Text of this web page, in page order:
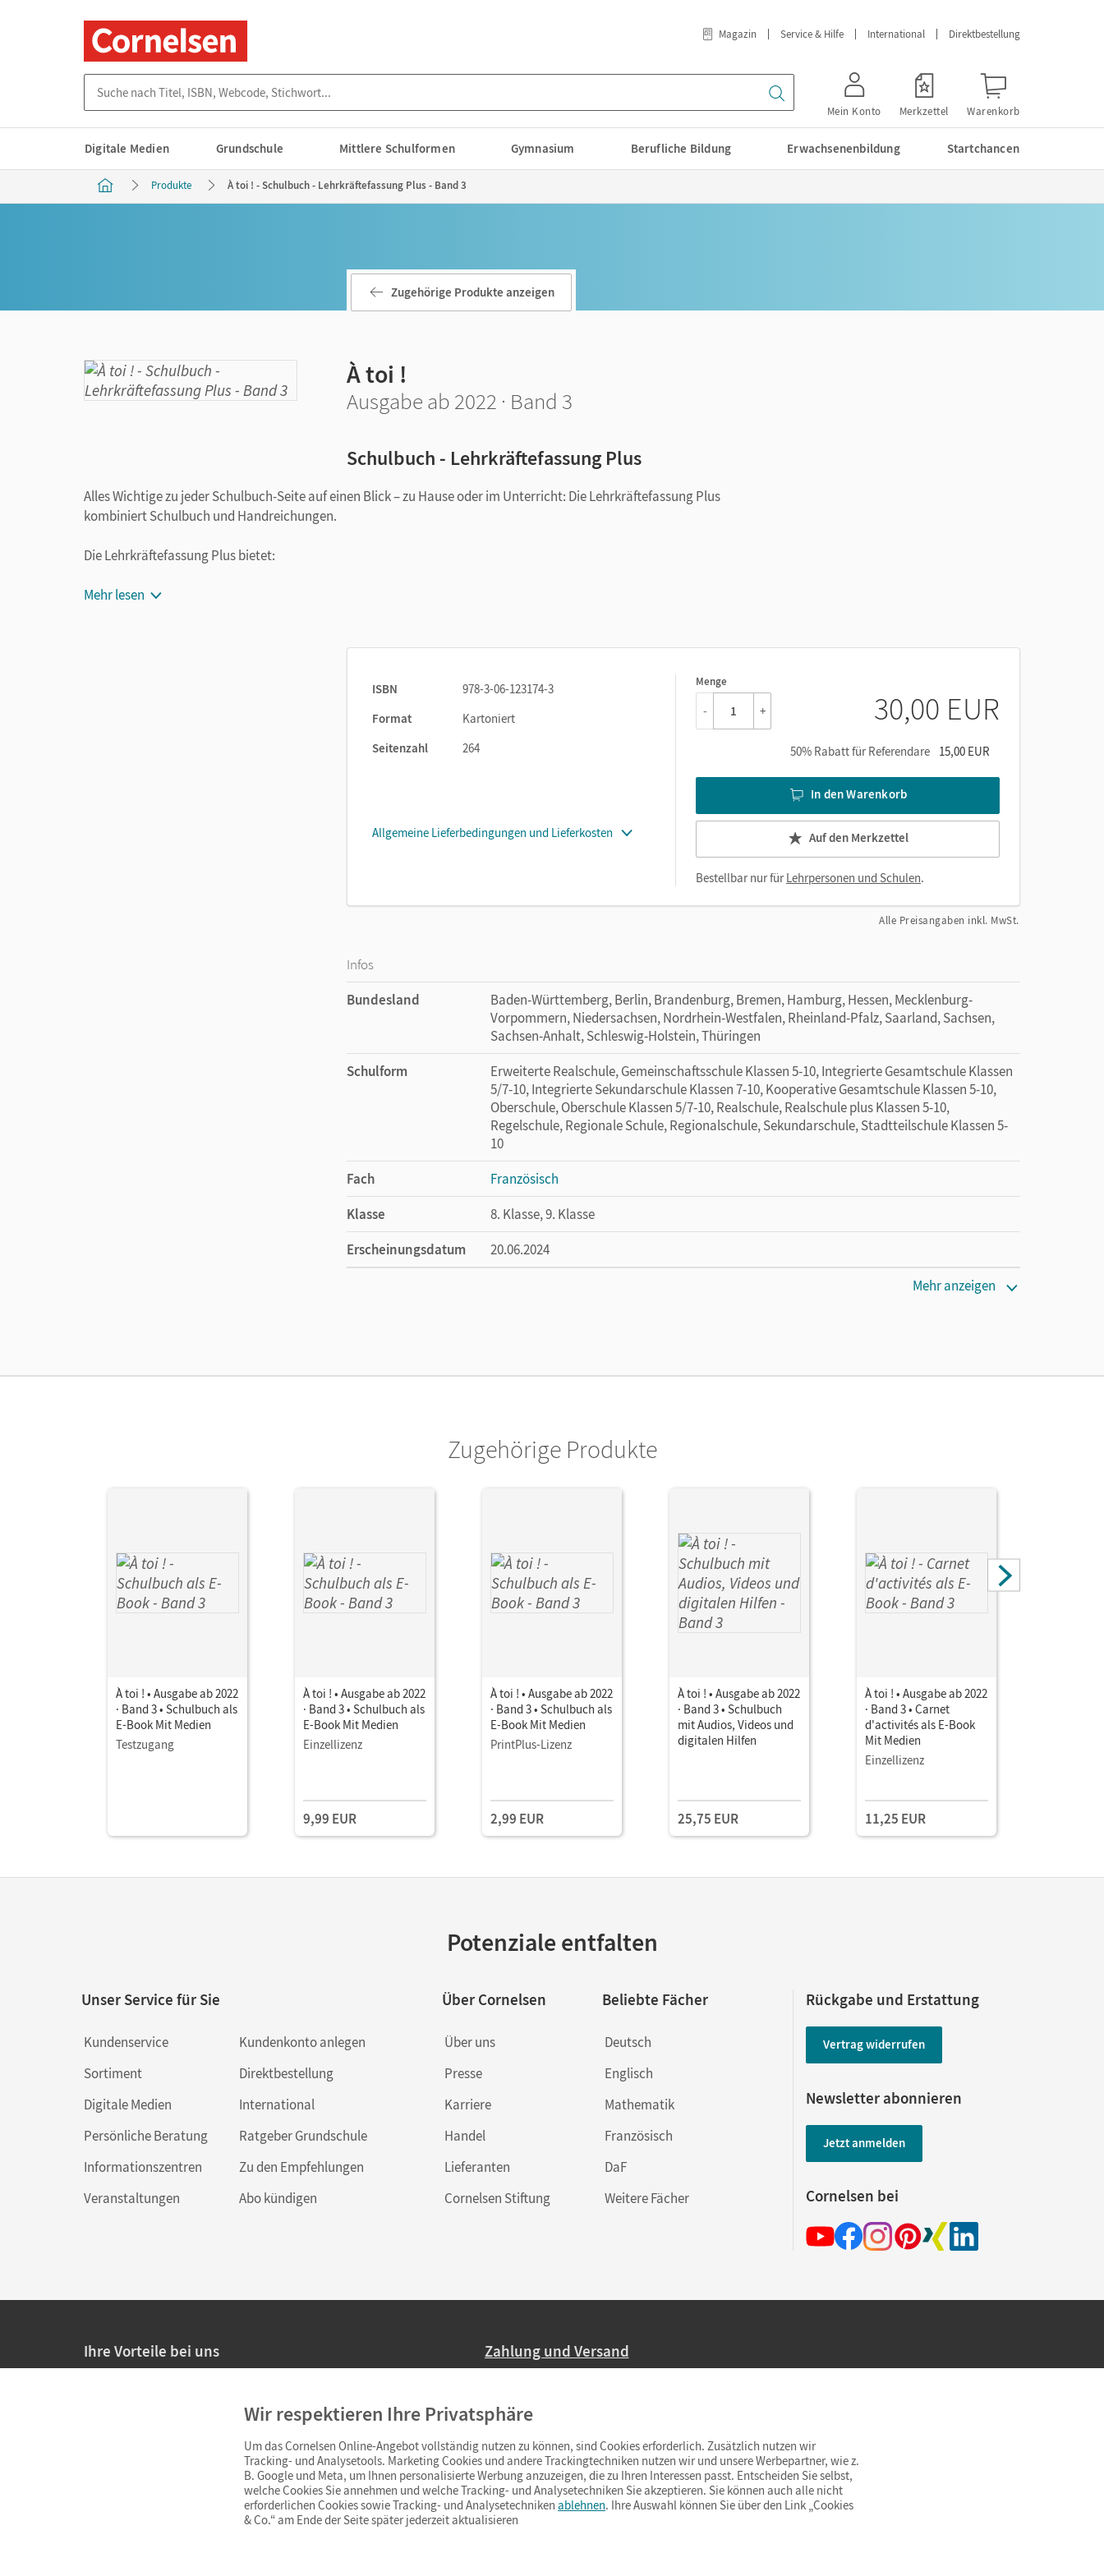
Magazin Service & Hilfe International Direktbestellung
Mein Konto Merkzettel Warenkorb
Digitale Medien Grundschule Mittlere Schulformen Gymnasium Berufliche Bildung Erwachsenenbildung Startchancen
Produkte À toi ! - Schulbuch - Lehrkräftefassung Plus - Band 3
Zugehörige Produkte anzeigen
À toi !
Ausgabe ab 2022 · Band 3
Schulbuch - Lehrkräftefassung Plus
Alles Wichtige zu jeder Schulbuch-Seite auf einen Blick – zu Hause oder im Unterricht: Die Lehrkräftefassung Plus
kombiniert Schulbuch und Handreichungen.
Die Lehrkräftefassung Plus bietet:
die Lösungen aller Aufgaben des Schulbuchs
zahlreiche Kopiervorlagen passend zu den Unités in Band 3 vonÀ toi ! – Ausgabe 2022
mit Angabe des Einsatzortes und der Lösungen – daher sofort im Unterricht einsetzbar
Mehr lesen
ISBN
978-3-06-123174-3
Format
Kartoniert
Seitenzahl
264
Allgemeine Lieferbedingungen und Lieferkosten
Menge
1
- + 30,00 EUR
50% Rabatt für Referendare 15,00 EUR
In den Warenkorb
Auf den Merkzettel
Bestellbar nur fürLehrpersonen und Schulen.
Alle Preisangaben inkl. MwSt.
Infos
Bundesland
Baden-Württemberg, Berlin, Brandenburg, Bremen, Hamburg, Hessen, Mecklenburg-
Vorpommern, Niedersachsen, Nordrhein-Westfalen, Rheinland-Pfalz, Saarland, Sachsen,
Sachsen-Anhalt, Schleswig-Holstein, Thüringen
Schulform
Erweiterte Realschule, Gemeinschaftsschule Klassen 5-10, Integrierte Gesamtschule Klassen
5/7-10, Integrierte Sekundarschule Klassen 7-10, Kooperative Gesamtschule Klassen 5-10,
Oberschule, Oberschule Klassen 5/7-10, Realschule, Realschule plus Klassen 5-10,
Regelschule, Regionale Schule, Regionalschule, Sekundarschule, Stadtteilschule Klassen 5-
10
Fach
Französisch
Klasse
8. Klasse, 9. Klasse
Erscheinungsdatum
20.06.2024
Mehr anzeigen
Zugehörige Produkte
À toi ! • Ausgabe ab 2022
· Band 3 • Schulbuch als
E-Book Mit Medien
Testzugang
À toi ! • Ausgabe ab 2022
· Band 3 • Schulbuch als
E-Book Mit Medien
Einzellizenz
9,99 EUR
À toi ! • Ausgabe ab 2022
· Band 3 • Schulbuch als
E-Book Mit Medien
PrintPlus-Lizenz
2,99 EUR
À toi ! • Ausgabe ab 2022
· Band 3 • Schulbuch
mit Audios, Videos und
digitalen Hilfen
25,75 EUR
À toi ! • Ausgabe ab 2022
· Band 3 • Carnet
d'activités als E-Book
Mit Medien
Einzellizenz
11,25 EUR
Potenziale entfalten
Unser Service für Sie
Kundenservice
Sortiment
Digitale Medien
Persönliche Beratung
Informationszentren
Veranstaltungen
Kundenkonto anlegen
Direktbestellung
International
Ratgeber Grundschule
Zu den Empfehlungen
Abo kündigen
Über Cornelsen
Über uns
Presse
Karriere
Handel
Lieferanten
Cornelsen Stiftung
Beliebte Fächer
Deutsch
Englisch
Mathematik
Französisch
DaF
Weitere Fächer
Rückgabe und Erstattung
Vertrag widerrufen
Newsletter abonnieren
Jetzt anmelden
Cornelsen bei
Ihre Vorteile bei uns
Persönliche Angebote für Lehrkräfte
Sicheres Einkaufen mit SSL-Verschlüsselung
Widerrufsfristvon 4 Wochen
Schnelle und einfache Retourenabwicklung
Zahlung und Versand
Ab 59,– EUR Bestellwert liefern wir versandkostenfrei innerhalb Deutschlands
(Lieferung in 3–6 Tagen).
Wir respektieren Ihre Privatsphäre
Um das Cornelsen Online-Angebot vollständig nutzen zu können, sind Cookies erforderlich. Zusätzlich nutzen wir
Tracking- und Analysetools. Marketing Cookies und andere Trackingtechniken nutzen wir und unsere Werbepartner, wie z.
B. Google und Meta, um Ihnen personalisierte Werbung anzuzeigen, die zu Ihren Interessen passt. Entscheiden Sie selbst,
welche Cookies Sie annehmen und welche Tracking- und Analysetechniken Sie akzeptieren. Sie können auch alle nicht
erforderlichen Cookies sowie Tracking- und Analysetechniken ablehnen. Ihre Auswahl können Sie über den Link „Cookies
& Co.“ am Ende der Seite später jederzeit aktualisieren